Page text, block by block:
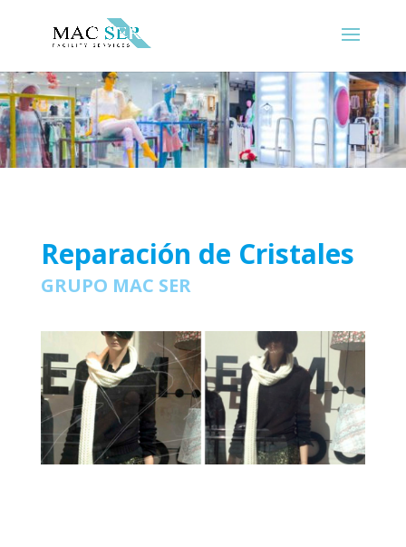
Reparación de Cristales
GRUPO MAC SER